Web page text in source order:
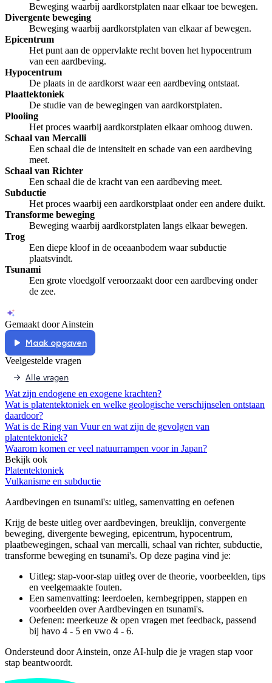
Beweging waarbij aardkorstplaten naar elkaar toe bewegen.
Divergente beweging
Beweging waarbij aardkorstplaten van elkaar af bewegen.
Epicentrum
Het punt aan de oppervlakte recht boven het hypocentrum
van een aardbeving.
Hypocentrum
De plaats in de aardkorst waar een aardbeving ontstaat.
Plaattektoniek
De studie van de bewegingen van aardkorstplaten.
Plooiing
Het proces waarbij aardkorstplaten elkaar omhoog duwen.
Schaal van Mercalli
Een schaal die de intensiteit en schade van een aardbeving
meet.
Schaal van Richter
Een schaal die de kracht van een aardbeving meet.
Subductie
Het proces waarbij een aardkorstplaat onder een andere duikt.
Transforme beweging
Beweging waarbij aardkorstplaten langs elkaar bewegen.
Trog
Een diepe kloof in de oceaanbodem waar subductie
plaatsvindt.
Tsunami
Een grote vloedgolf veroorzaakt door een aardbeving onder
de zee.
Gemaakt door Ainstein
Maak opgaven
Veelgestelde vragen
Alle vragen
Wat zijn endogene en exogene krachten?
Wat is platentektoniek en welke geologische verschijnselen ontstaan
daardoor?
Wat is de Ring van Vuur en wat zijn de gevolgen van
platentektoniek?
Waarom komen er veel natuurrampen voor in Japan?
Bekijk ook
Platentektoniek
Vulkanisme en subductie
Aardbevingen en tsunami's: uitleg, samenvatting en oefenen
Krijg de beste uitleg over aardbevingen, breuklijn, convergente
beweging, divergente beweging, epicentrum, hypocentrum,
plaatbewegingen, schaal van mercalli, schaal van richter, subductie,
transforme beweging en tsunami's. Op deze pagina vind je:
Uitleg: stap-voor-stap uitleg over de theorie, voorbeelden, tips
en veelgemaakte fouten.
Een samenvatting: leerdoelen, kernbegrippen, stappen en
voorbeelden overAardbevingen en tsunami's.
Oefenen: meerkeuze & open vragen met feedback, passend
bij havo 4 - 5 en vwo 4 - 6.
Ondersteund door Ainstein, onze AI-hulp die je vragen stap voor
stap beantwoordt.